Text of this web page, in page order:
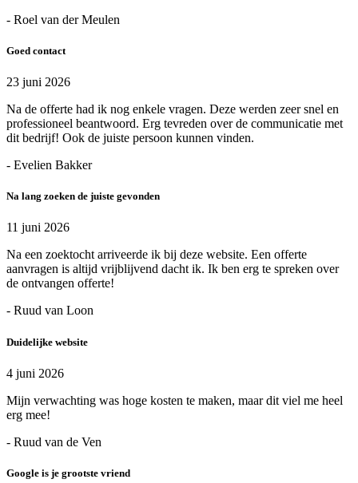
- Roel van der Meulen
Goed contact
23 juni 2026
Na de offerte had ik nog enkele vragen. Deze werden zeer snel en
professioneel beantwoord. Erg tevreden over de communicatie met
dit bedrijf! Ook de juiste persoon kunnen vinden.
- Evelien Bakker
Na lang zoeken de juiste gevonden
11 juni 2026
Na een zoektocht arriveerde ik bij deze website. Een offerte
aanvragen is altijd vrijblijvend dacht ik. Ik ben erg te spreken over
de ontvangen offerte!
- Ruud van Loon
Duidelijke website
4 juni 2026
Mijn verwachting was hoge kosten te maken, maar dit viel me heel
erg mee!
- Ruud van de Ven
Google is je grootste vriend